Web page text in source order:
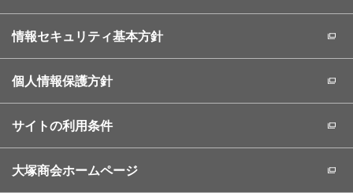
情報セキュリティ基本方針
個人情報保護方針
サイトの利用条件
大塚商会ホームページ